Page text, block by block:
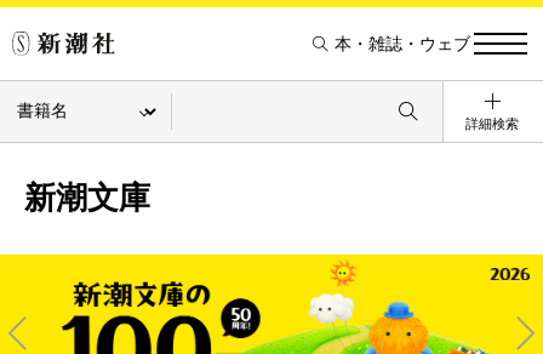
本・雑誌・ウェブ
詳細検索
新潮文庫